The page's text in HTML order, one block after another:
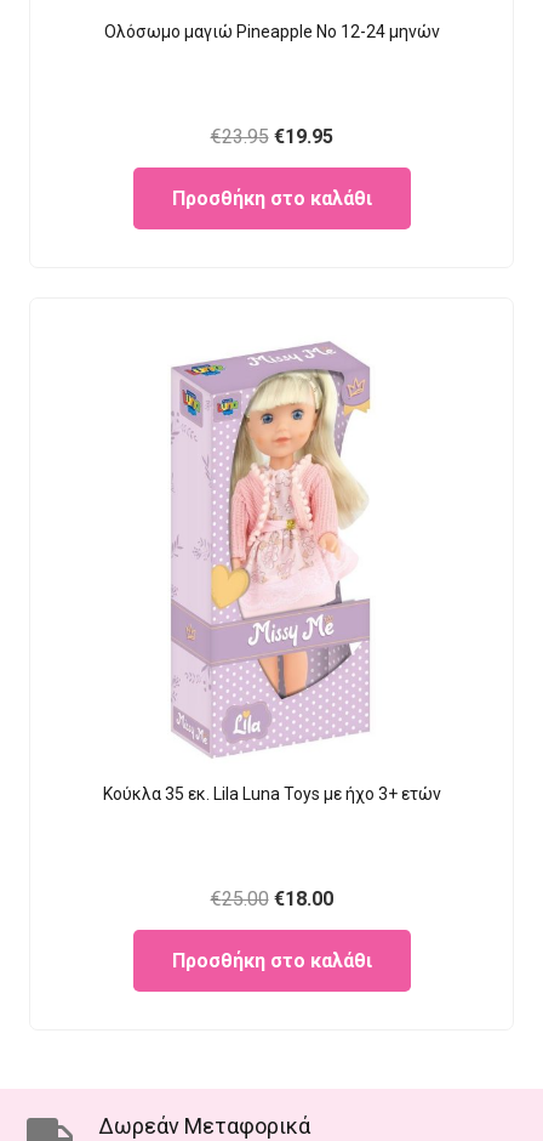
Ολόσωμο μαγιώ Pineapple Νο 12-24 μηνών
€23.95 Original
price
was:
€23.95.
€19.95Current
price
is:
€19.95.
Προσθήκη στο καλάθι
Κούκλα 35 εκ. Lila Luna Τοys με ήχο 3+ ετών
€25.00 Original
price
was:
€25.00.
€18.00Current
price
is:
€18.00.
Προσθήκη στο καλάθι
Δωρεάν Μεταφορικά